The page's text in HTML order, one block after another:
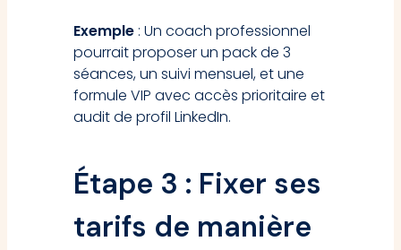
Exemple : Un coach professionnel
pourrait proposer un pack de 3
séances, un suivi mensuel, et une
formule VIP avec accès prioritaire et
audit de profil LinkedIn.
Étape 3 : Fixer ses
tarifs de manière